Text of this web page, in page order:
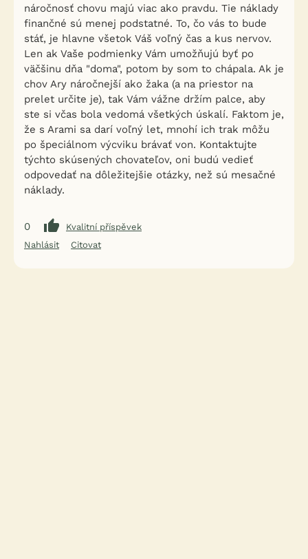
náročnosť chovu majú viac ako pravdu. Tie náklady
finančné sú menej podstatné. To, čo vás to bude
stáť, je hlavne všetok Váš voľný čas a kus nervov.
Len ak Vaše podmienky Vám umožňujú byť po
väčšinu dňa "doma", potom by som to chápala. Ak je
chov Ary náročnejší ako žaka (a na priestor na
prelet určite je), tak Vám vážne držím palce, aby
ste si včas bola vedomá všetkých úskalí. Faktom je,
že s Arami sa darí voľný let, mnohí ich trak môžu
po špeciálnom výcviku brávať von. Kontaktujte
týchto skúsených chovateľov, oni budú vedieť
odpovedať na dôležitejšie otázky, než sú mesačné
náklady.
0
Kvalitní příspěvek
Nahlásit
Citovat